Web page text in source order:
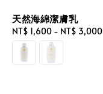
天然海綿潔膚乳
Regular
price
NT$ 1,600 - NT$ 3,000